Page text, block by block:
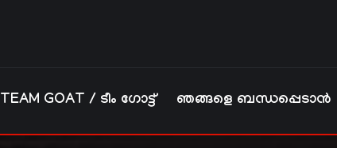
TEAM GOAT / ടീം ഗോട്ട് ഞങ്ങളെ ബന്ധപ്പെടാൻ